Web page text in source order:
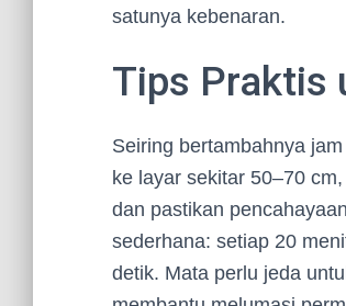
satunya kebenaran.
Tips Praktis
Seiring bertambahnya
ke layar sekitar 50–70
dan pastikan
sederhana: setiap 20
detik. Mata perlu jeda